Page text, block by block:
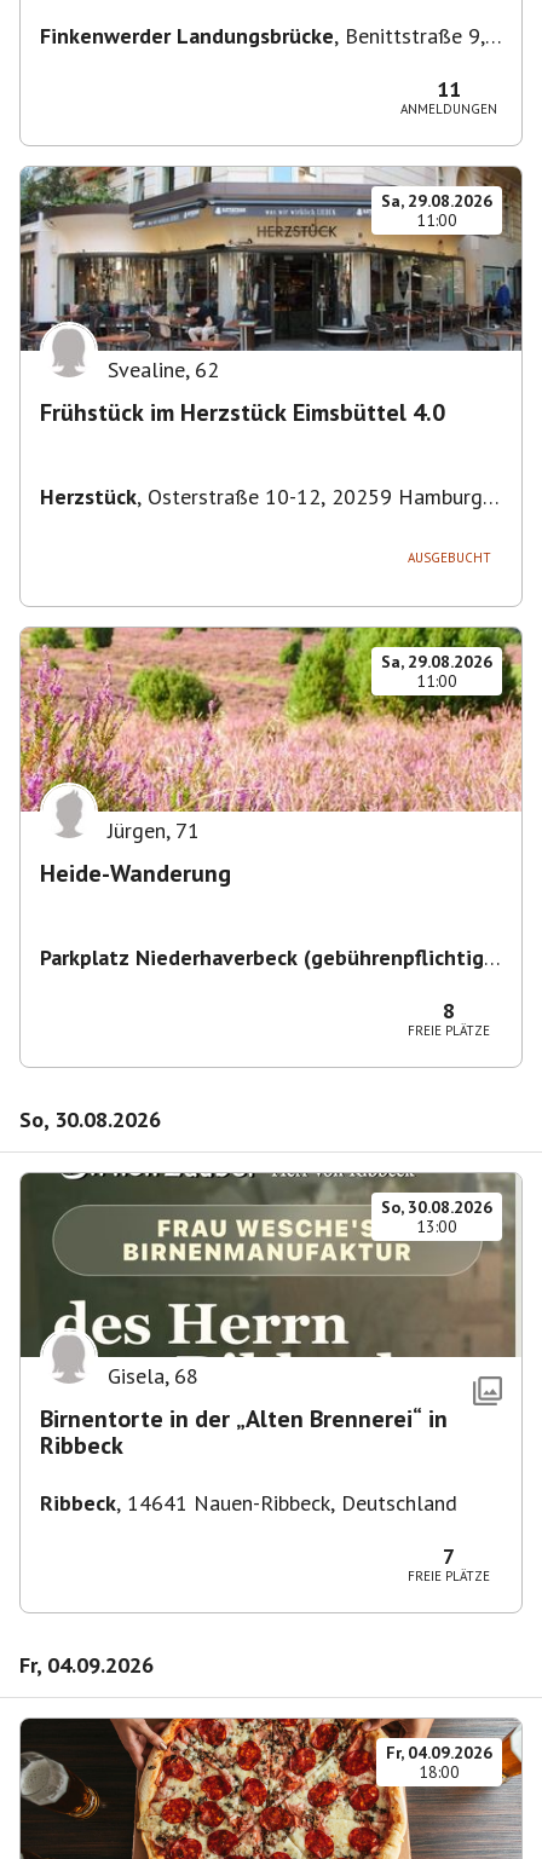
Finkenwerder Landungsbrücke, Benittstraße 9,
11
ANMELDUNGEN
Sa, 29.08.2026
11:00
Svealine, 62
Frühstück im Herzstück Eimsbüttel 4.0
Herzstück, Osterstraße 10-12, 20259 Hamburg-
AUSGEBUCHT
Sa, 29.08.2026
11:00
Jürgen, 71
Heide-Wanderung
Parkplatz Niederhaverbeck (gebührenpflichtig),
8
FREIE PLÄTZE
So, 30.08.2026
So, 30.08.2026
13:00
Gisela, 68
Birnentorte in der „Alten Brennerei“ in
Ribbeck
Ribbeck, 14641 Nauen-Ribbeck, Deutschland
7
FREIE PLÄTZE
Fr, 04.09.2026
Fr, 04.09.2026
18:00